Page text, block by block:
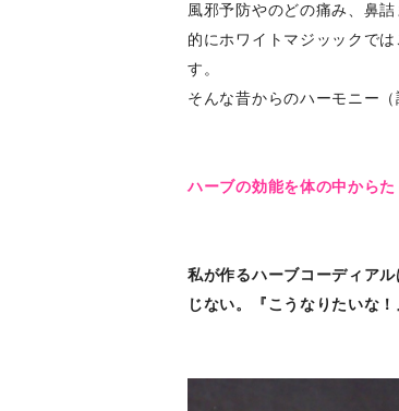
風邪予防やのどの痛み、鼻
的にホワイトマジッックで
す。
そんな昔からのハーモニー
ハーブの効能を体の中から
私が作るハーブコーディア
じない。『こうなりたいな！